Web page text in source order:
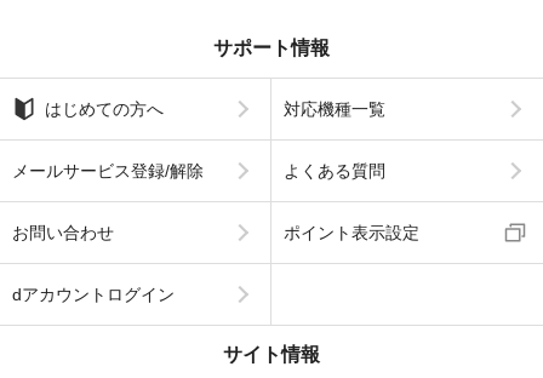
サポート情報
はじめての方へ 対応機種一覧
メールサービス登録/解除 よくある質問
お問い合わせ ポイント表示設定
dアカウントログイン
サイト情報